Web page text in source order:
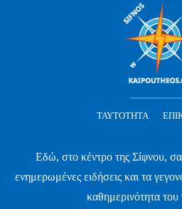
ΤΑΥΤΌΤΗΤΑ
Εδώ, στο κέντρο της Σίφνου,
ενημερωμένες ειδήσεις και τα
καθημερινότητα